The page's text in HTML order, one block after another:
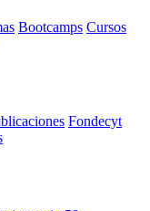
Bootcamps Cursos
Fondecyt